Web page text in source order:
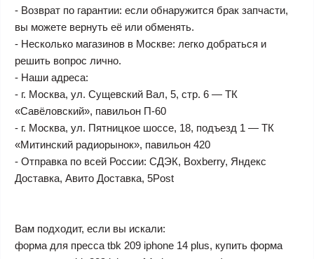
- Возврат по гарантии: если обнаружится брак запчасти,
вы можете вернуть её или обменять.
- Несколько магазинов в Москве: легко добраться и
решить вопрос лично.
- Наши адреса:
- г. Москва, ул. Сущевский Вал, 5, стр. 6 — ТК
«Савёловский», павильон П-60
- г. Москва, ул. Пятницкое шоссе, 18, подъезд 1 — ТК
«Митинский радиорынок», павильон 420
- Отправка по всей России: СДЭК, Boxberry, Яндекс
Доставка, Авито Доставка, 5Post
Вам подходит, если вы искали:
форма для пресса tbk 209 iphone 14 plus, купить форма